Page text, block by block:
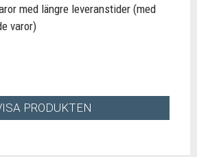
med längre leveranstider (med
varor)
PRODUKTEN